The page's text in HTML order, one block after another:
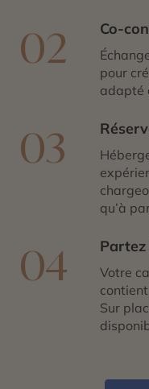
02 Co-
pour
adapté
03
qu’à
04 Partez
Votre
Sur